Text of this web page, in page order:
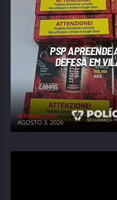
PSP APREENDE
DEFESA EM
Administrador
AGOSTO 3, 2026